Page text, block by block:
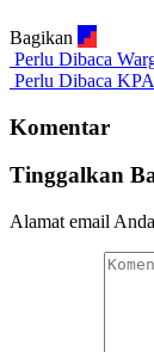
Bagikan
Perlu Dibaca
Perlu Dibaca
Komentar
Tinggalkan
Alamat email